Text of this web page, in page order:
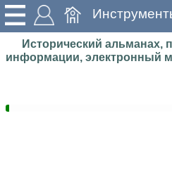
Исторический альманах,
информации, электронный